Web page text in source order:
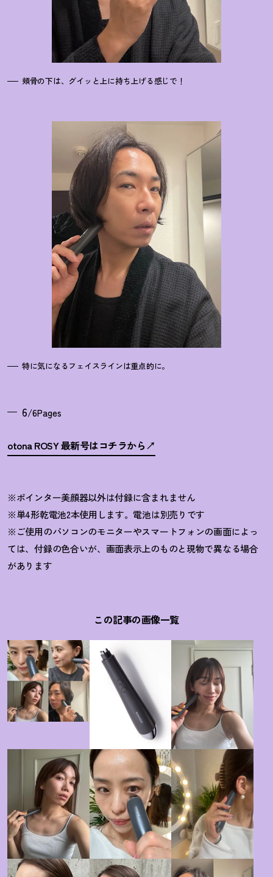
頬骨の下は、グイッと上に持ち上げる感じで ！
特に気になるフェイスラインは重点的に。
6/6Pages
otona ROSY 最新号はコチラから
※ポインター美顔器以外は付録に含まれません
※単4形乾電池2本使用します。電池は別売りです
※ご使用のパソコンのモニターやスマートフォンの画面によっ
ては、付録の色合いが、画面表示上のものと現物で異なる場合
があります
この記事の画像一覧